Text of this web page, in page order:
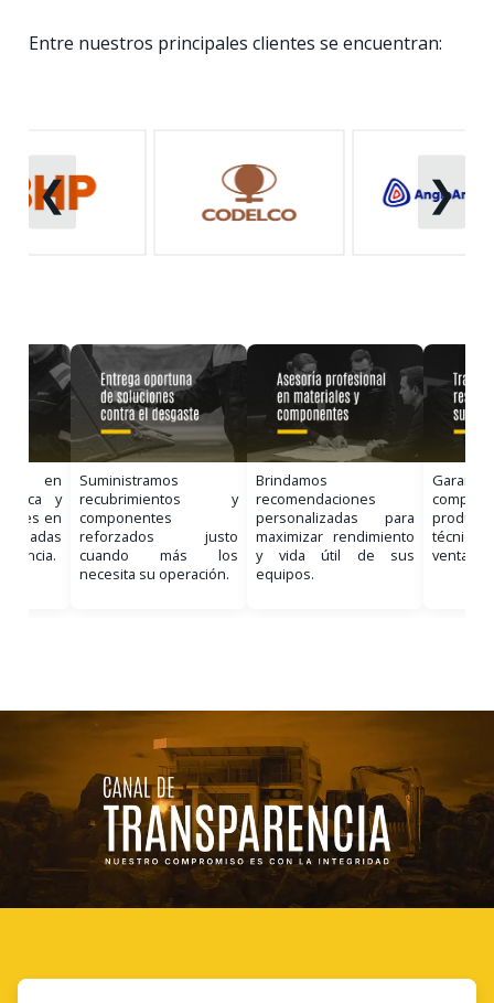
Entre nuestros principales clientes se encuentran:
❮ ❯
en
y
en
Suministramos
recubrimientos y
componentes
reforzados justo
cuando más los
necesita su operación.
Brindamos
recomendaciones
personalizadas para
maximizar rendimiento
y vida útil de sus
equipos.
técnico
venta.